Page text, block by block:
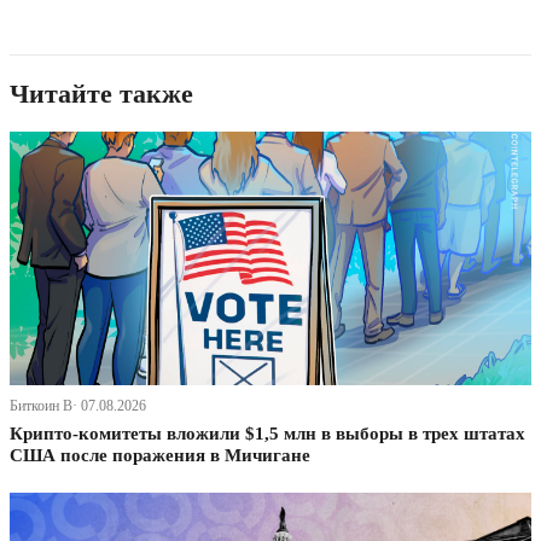
Читайте также
Биткоин В· 07.08.2026
Крипто-комитеты вложили $1,5 млн в выборы в трех штатах
США после поражения в Мичигане